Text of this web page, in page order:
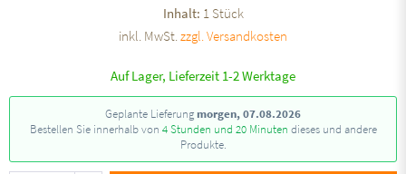
Inhalt: 1 Stück
inkl. MwSt.zzgl. Versandkosten
Auf Lager, Lieferzeit 1-2 Werktage
Geplante Lieferungmorgen, 07.08.2026
Bestellen Sie innerhalb von 4 Stunden und 20 Minuten dieses und andere
Produkte.